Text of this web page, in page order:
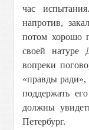
час
напротив,
потом хорошо
своей
вопреки
«правды
поддержать
должны
Петербург.